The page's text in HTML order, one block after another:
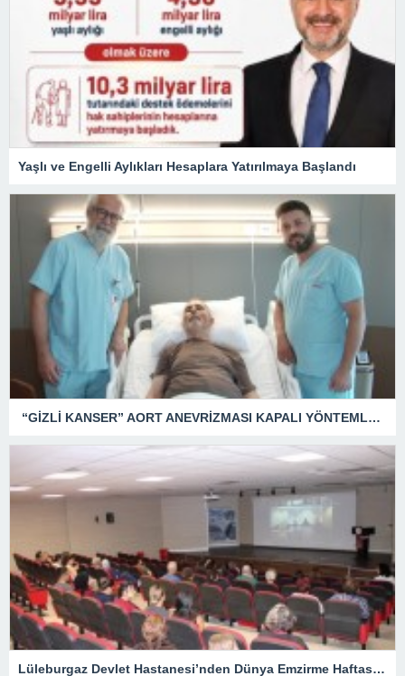
Yaşlı ve Engelli Aylıkları Hesaplara Yatırılmaya Başlandı
“GİZLİ KANSER” AORT ANEVRİZMASI KAPALI YÖNTEMLE TEDAVİ EDİLDİ
Lüleburgaz Devlet Hastanesi’nden Dünya Emzirme Haftası Katılımı